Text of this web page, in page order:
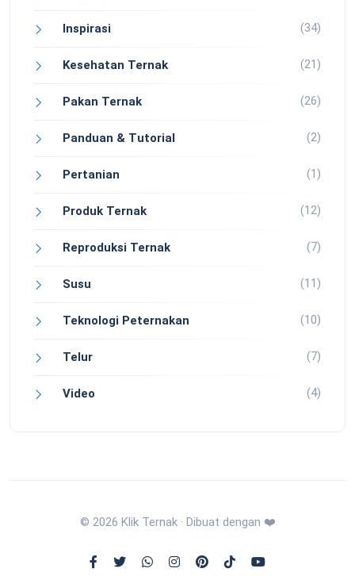
Inspirasi (34)
Kesehatan Ternak (21)
Pakan Ternak (26)
Panduan & Tutorial (2)
Pertanian (1)
Produk Ternak (12)
Reproduksi Ternak (7)
Susu (11)
Teknologi Peternakan (10)
Telur (7)
Video (4)
© 2026 Klik Ternak · Dibuat dengan ❤️